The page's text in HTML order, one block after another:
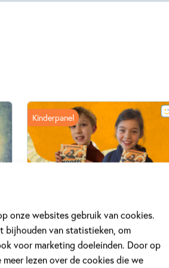
onze websites gebruik van cookies.
bijhouden van statistieken, om
voor marketing doeleinden. Door op
meer lezen over de cookies die we
19 FEBRUARI 2026
Ons Kinderpanel leest:
‘Moord aan boord’
Kinderpanel